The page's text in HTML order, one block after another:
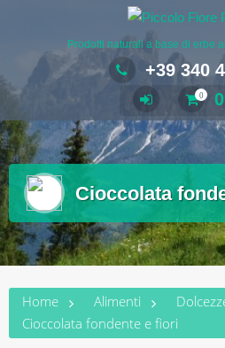
contenuto
Prodotti naturali a base di erbe
+39 340
0
Cioccolata
Home Alimenti
Cioccolata fondente e fiori